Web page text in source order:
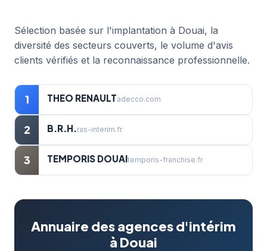
Sélection basée sur l'implantation à Douai, la
diversité des secteurs couverts, le volume d'avis
clients vérifiés et la reconnaissance professionnelle.
1 THEO RENAULTadecco.com
2 B.R.H.ras-interim.fr
3 TEMPORIS DOUAItemporis-franchise.fr
Annuaire des agences d'intérim
à Douai